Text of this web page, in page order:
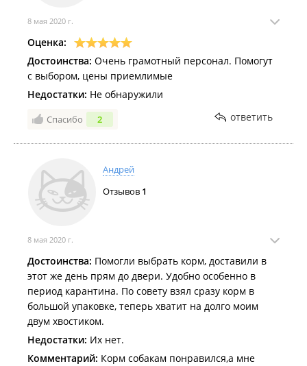
8 мая 2020 г.
Оценка:
Достоинства: Очень грамотный персонал. Помогут
с выбором, цены приемлимые
Недостатки: Не обнаружили
Спасибо 2 ответить
Андрей
Отзывов 1
8 мая 2020 г.
Достоинства: Помогли выбрать корм, доставили в
этот же день прям до двери. Удобно особенно в
период карантина. По совету взял сразу корм в
большой упаковке, теперь хватит на долго моим
двум хвостиком.
Недостатки: Их нет.
Комментарий: Корм собакам понравился,а мне